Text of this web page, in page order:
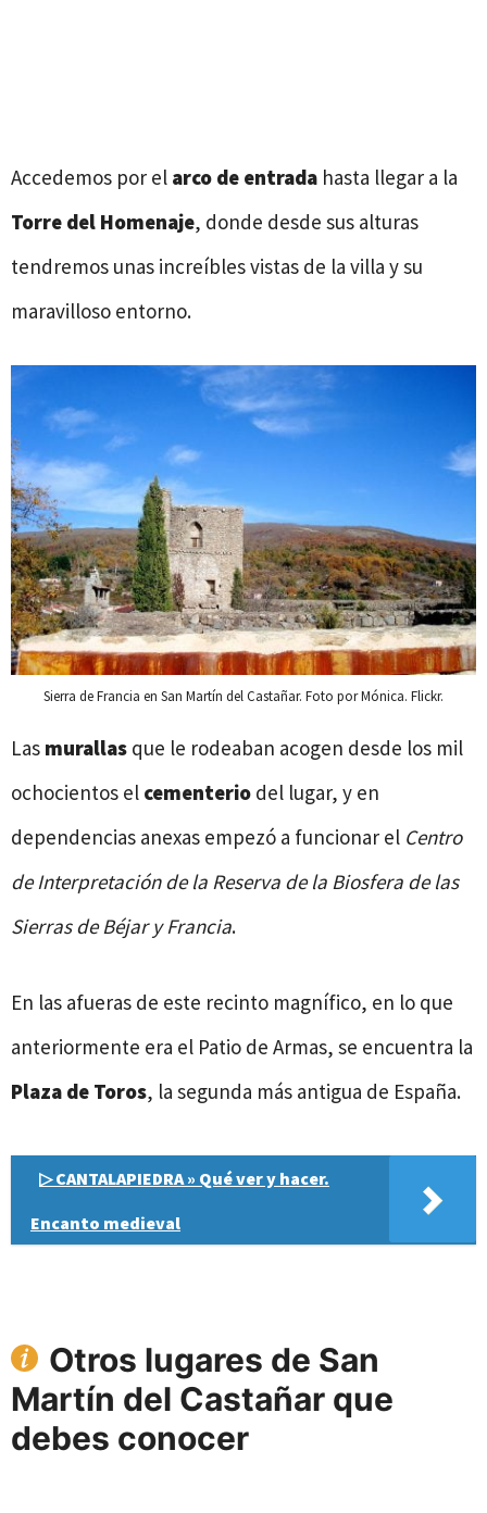
Accedemos por el arco de entrada hasta llegar a la
Torre del Homenaje, donde desde sus alturas
tendremos unas increíbles vistas de la villa y su
maravilloso entorno.
Sierra de Francia en San Martín del Castañar. Foto por Mónica. Flickr.
Las murallas que le rodeaban acogen desde los mil
ochocientos el cementerio del lugar, y en
dependencias anexas empezó a funcionar el Centro
de Interpretación de la Reserva de la Biosfera de las
Sierras de Béjar y Francia.
En las afueras de este recinto magnífico, en lo que
anteriormente era el Patio de Armas, se encuentra la
Plaza de Toros, la segunda más antigua de España.
▷ CANTALAPIEDRA » Qué ver y hacer.
Encanto medieval
Otros lugares de San
Martín del Castañar que
debes conocer